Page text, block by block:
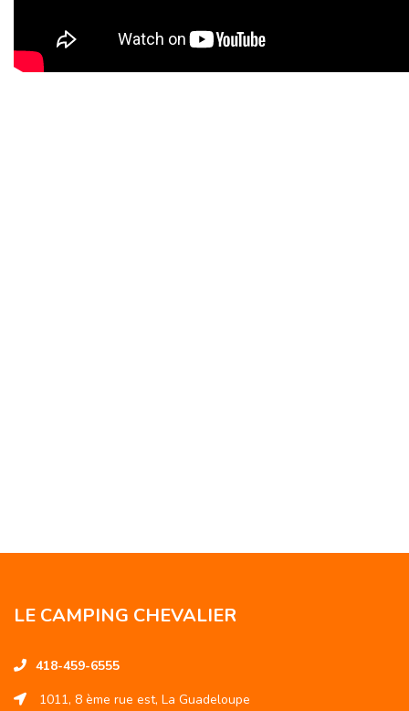
LE CAMPING CHEVALIER
418-459-6555
1011, 8 ème rue est, La Guadeloupe